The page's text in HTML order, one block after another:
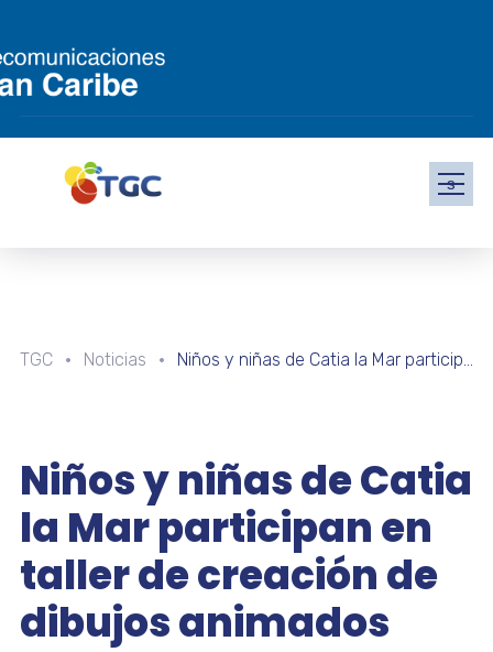
s
TGC Noticias Niños y niñas de Catia la Mar participan en taller de creación de dibujos animados
Niños y niñas de Catia
la Mar participan en
taller de creación de
dibujos animados